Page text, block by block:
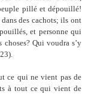
pillé et dépouillé!
des cachots; ils ont
et personne qui
Qui voudra s’y
ce qui ne vient pas de
à tout ce qui vient de